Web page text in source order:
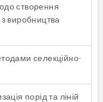
створення
виробництва
селекційно-
порід та ліній